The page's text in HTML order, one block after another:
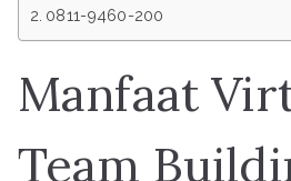
0811-9460-200
Manfaat
Team